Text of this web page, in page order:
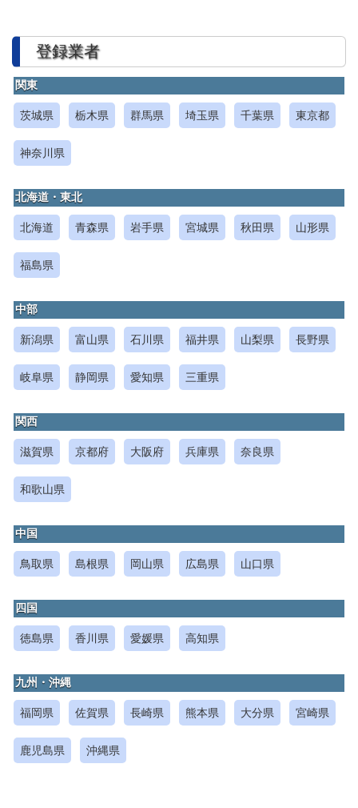
登録業者
関東
茨城県 栃木県 群馬県 埼玉県 千葉県 東京都
神奈川県
北海道・東北
北海道 青森県 岩手県 宮城県 秋田県 山形県
福島県
中部
新潟県 富山県 石川県 福井県 山梨県 長野県
岐阜県 静岡県 愛知県 三重県
関西
滋賀県 京都府 大阪府 兵庫県 奈良県
和歌山県
中国
鳥取県 島根県 岡山県 広島県 山口県
四国
徳島県 香川県 愛媛県 高知県
九州・沖縄
福岡県 佐賀県 長崎県 熊本県 大分県 宮崎県
鹿児島県 沖縄県